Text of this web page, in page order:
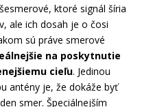
ktoré signál šíria
ale ich dosah je o čosi
sú práve smerové
na poskytnutie
cieľu. Jedinou
antény je, že dokáže byť
smer. Špeciálnejším